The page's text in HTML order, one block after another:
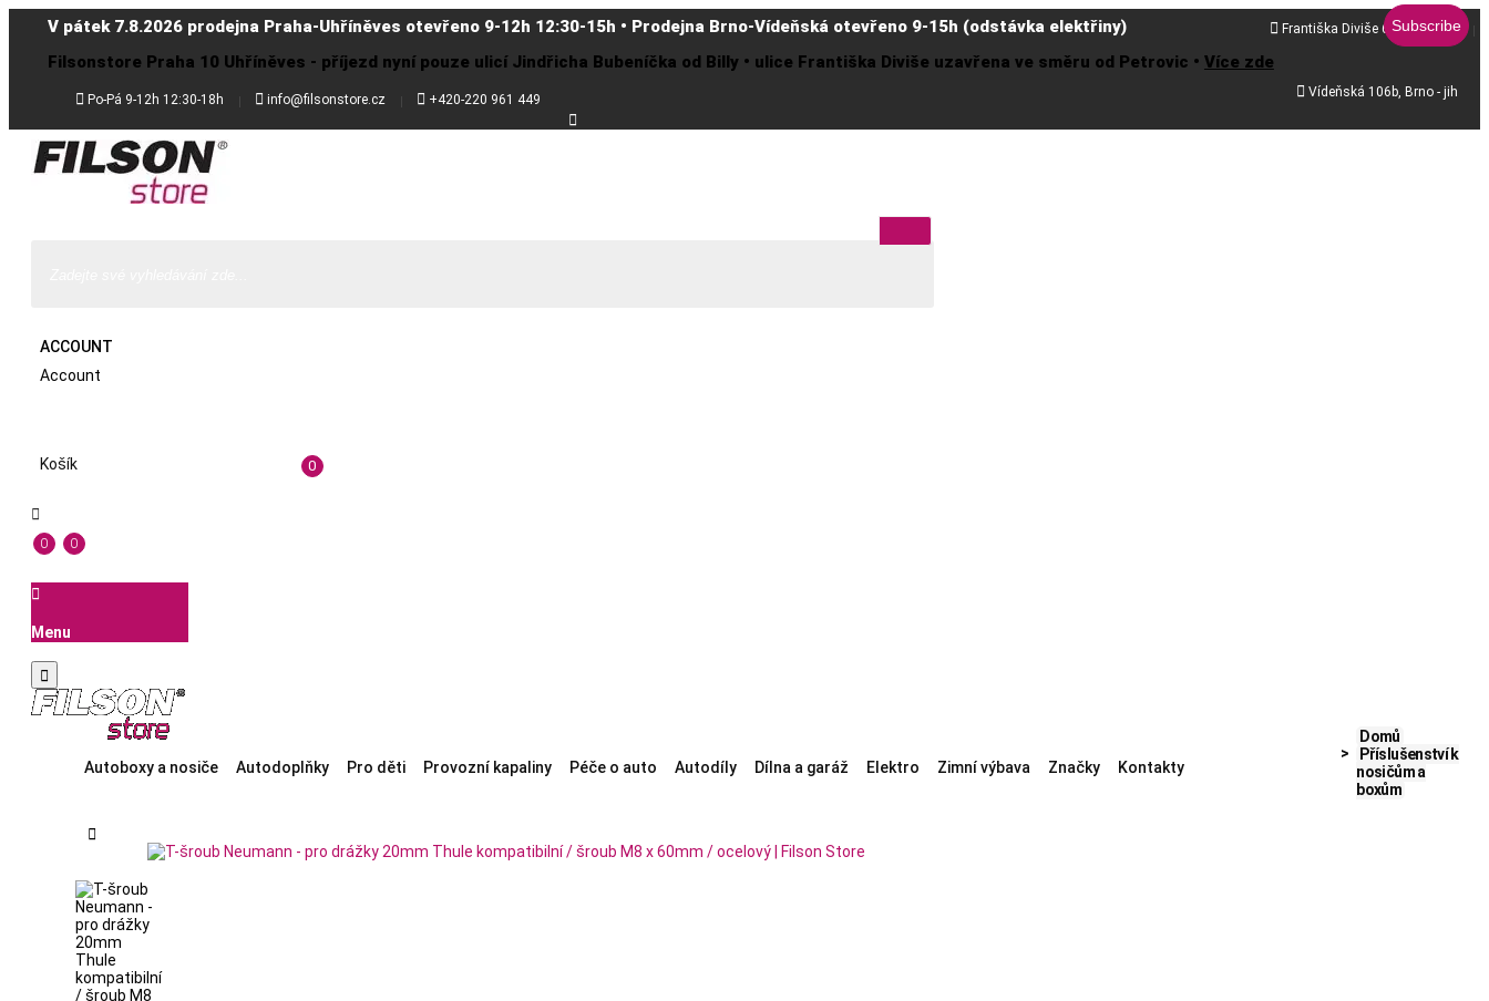
V pátek 7.8.2026 prodejna Praha-Uhříněves otevřeno 9-12h 12:30-15h • Prodejna Brno-Vídeňská otevřeno 9-15h (odstávka elektřiny)
Filsonstore Praha 10 Uhříněves - příjezd nyní pouze ulicí Jindřicha Bubeníčka od Billy • ulice Františka Diviše uzavřena ve směru od Petrovic • Více zde
 Po-Pá 9-12h 12:30-18h  info@filsonstore.cz  +420-220 961 449
 Františka Diviše 68, Praha 10
 Vídeňská 106b, Brno - jih

ACCOUNT
Account
Košík 0

0 0

Menu

Autoboxy a nosiče Autodoplňky Pro děti Provozní kapaliny Péče o auto Autodíly Dílna a garáž Elektro Zimní výbava Značky Kontakty
Domů
Příslušenství k
nosičům a
boxům
